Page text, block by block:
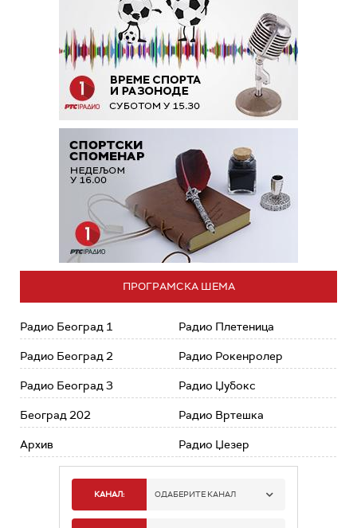
ПРОГРАМСКА ШЕМА
Радио Београд 1
Радио Београд 2
Радио Београд 3
Београд 202
Архив
Радио Плетеница
Радио Рокенролер
Радио Џубокс
Радио Вртешка
Радио Џезер
КАНАЛ: ОДАБЕРИТЕ КАНАЛ